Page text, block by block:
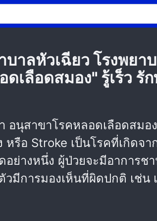
าลหัวเฉียว โรงพยา
เลือดสมอง" รู้เร็ว
นุสาขาโรคหลอดเลือดสมอ
รือ Stroke เป็นโรคที่เกิดจ
อย่างหนึ่ง ผู้ป่วยจะมีอาการ
วมีการมองเห็นที่ผิดปกติ เช่